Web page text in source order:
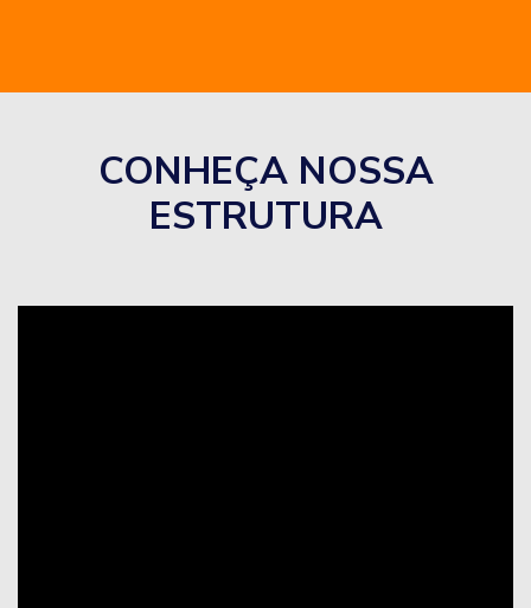
CONHEÇA NOSSA
ESTRUTURA